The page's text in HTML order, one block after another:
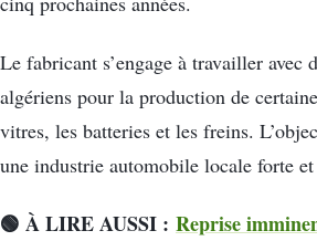
Le fabricant s’engage à travailler avec
algériens pour la production de
vitres, les batteries et les freins.
une industrie automobile locale forte
🟢 À LIRE AUSSI : Reprise